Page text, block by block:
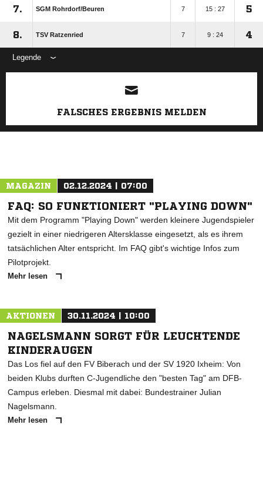
7. SGM Rohrdorf/​Beuren 7 15 : 27 5
8. TSV Ratzenried 7 9 : 24 4
Legende
ANZEIGE
FALSCHES ERGEBNIS MELDEN
MAGAZIN 02.12.2024 | 07:00
FAQ: SO FUNKTIONIERT "PLAYING DOWN"
Mit dem Programm "Playing Down" werden kleinere Jugendspieler
gezielt in einer niedrigeren Altersklasse eingesetzt, als es ihrem
tatsächlichen Alter entspricht. Im FAQ gibt's wichtige Infos zum
Pilotprojekt.
Mehr lesen
AKTIONEN 30.11.2024 | 10:00
NAGELSMANN SORGT FÜR LEUCHTENDE
KINDERAUGEN
Das Los fiel auf den FV Biberach und der SV 1920 Ixheim: Von
beiden Klubs durften C-Jugendliche den "besten Tag" am DFB-
Campus erleben. Diesmal mit dabei: Bundestrainer Julian
Nagelsmann.
Mehr lesen